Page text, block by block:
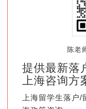
陈老
提供最新落
上海咨询方
上海留学生落户